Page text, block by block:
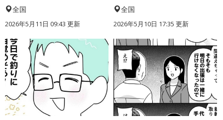
全国
2026年5月11日 09:43 更新
全国
2026年5月10日 17:35 更新